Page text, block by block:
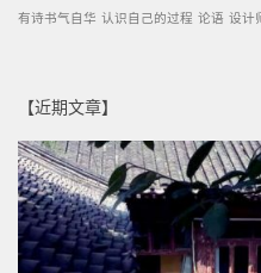
有诗书气自华 认识自己的过程 论语 设计
【近期文章】